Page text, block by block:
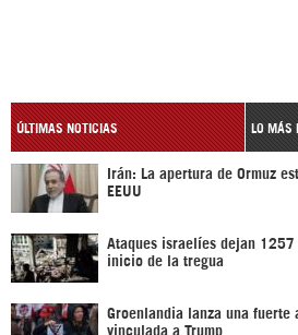
ÚLTIMAS NOTICIAS LO MÁS
Irán: La apertura de Ormuz
EEUU
Ataques israelíes dejan 1257
inicio de la tregua
Groenlandia lanza una fuerte
vinculada a Trump